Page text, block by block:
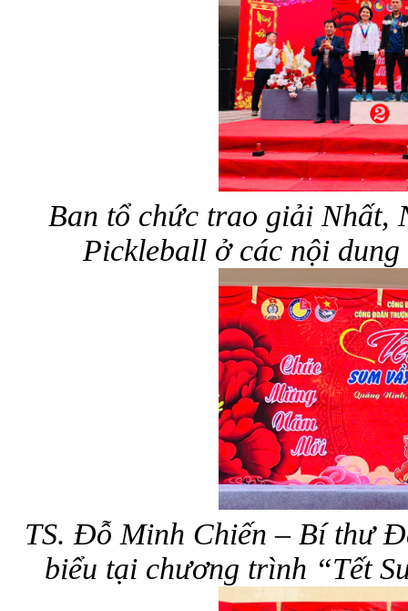
Ban tổ chức trao giải Nhất,
Pickleball ở các nội
TS. Đỗ Minh Chiến – Bí thư
biểu tại chương trình “Tết